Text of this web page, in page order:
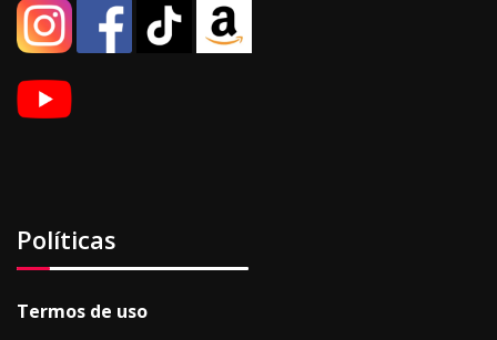
Políticas
Termos de uso